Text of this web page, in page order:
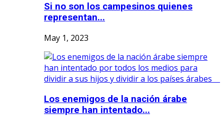
Si no son los campesinos quienes
representan...
May 1, 2023
Los enemigos de la nación árabe
siempre han intentado...